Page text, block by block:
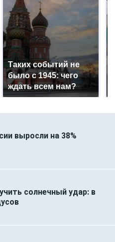
Таких событий не
было с 1945: чего
ждать всем нам?
выросли на 38%
солнечный удар: в